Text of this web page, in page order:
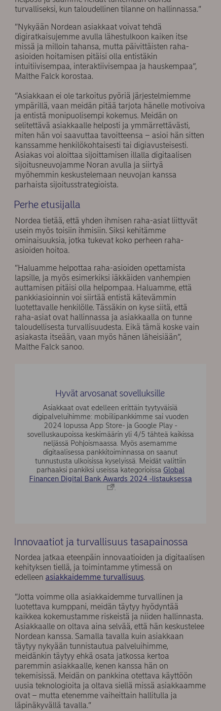
turvalliseksi, kun taloudellinen tilanne on hallinnassa.”
”Nykyään Nordean asiakkaat voivat tehdä
digiratkaisujemme avulla lähestulkoon kaiken itse
missä ja milloin tahansa, mutta päivittäisten raha-
asioiden hoitamisen pitäisi olla entistäkin
intuitiivisempaa, interaktiivisempaa ja hauskempaa”,
Malthe Falck korostaa.
”Asiakkaan ei ole tarkoitus pyöriä järjestelmiemme
ympärillä, vaan meidän pitää tarjota hänelle motivoiva
ja entistä monipuolisempi kokemus. Meidän on
selitettävä asiakkaalle helposti ja ymmärrettävästi,
miten hän voi saavuttaa tavoitteensa – asioi hän sitten
kanssamme henkilökohtaisesti tai digiavusteisesti.
Asiakas voi aloittaa sijoittamisen illalla digitaalisen
sijoitusneuvojamme Noran avulla ja siirtyä
myöhemmin keskustelemaan neuvojan kanssa
parhaista sijoitusstrategioista.
Perhe etusijalla
Nordea tietää, että yhden ihmisen raha-asiat liittyvät
usein myös toisiin ihmisiin. Siksi kehitämme
ominaisuuksia, jotka tukevat koko perheen raha-
asioiden hoitoa.
”Haluamme helpottaa raha-asioiden opettamista
lapsille, ja myös esimerkiksi iäkkäiden vanhempien
auttamisen pitäisi olla helpompaa. Haluamme, että
pankkiasioinnin voi siirtää entistä kätevämmin
luotettavalle henkilölle. Tässäkin on kyse siitä, että
raha-asiat ovat hallinnassa ja asiakkaalla on tunne
taloudellisesta turvallisuudesta. Eikä tämä koske vain
asiakasta itseään, vaan myös hänen läheisiään”,
Malthe Falck sanoo.
Hyvät arvosanat sovelluksille
Asiakkaat ovat edelleen erittäin tyytyväisiä
digipalveluihimme: mobiilipankkimme sai vuoden
2024 lopussa App Store- ja Google Play -
sovelluskaupoissa keskimäärin yli 4/5 tähteä kaikissa
neljässä Pohjoismaassa. Myös asemamme
digitaalisessa pankkitoiminnassa on saanut
tunnustusta ulkoisissa kyselyissä. Meidät valittiin
parhaaksi pankiksi useissa kategorioissa Global
Financen Digital Bank Awards 2024 -listauksessa
.
Innovaatiot ja turvallisuus tasapainossa
Nordea jatkaa eteenpäin innovaatioiden ja digitaalisen
kehityksen tiellä, ja toimintamme ytimessä on
edelleen asiakkaidemme turvallisuus.
”Jotta voimme olla asiakkaidemme turvallinen ja
luotettava kumppani, meidän täytyy hyödyntää
kaikkea kokemustamme riskeistä ja niiden hallinnasta.
Asiakkaalle on oltava aina selvää, että hän keskustelee
Nordean kanssa. Samalla tavalla kuin asiakkaan
täytyy nykyään tunnistautua palveluihimme,
meidänkin täytyy ehkä osata jatkossa kertoa
paremmin asiakkaalle, kenen kanssa hän on
tekemisissä. Meidän on pankkina otettava käyttöön
uusia teknologioita ja oltava siellä missä asiakkaamme
ovat – mutta etenemme vaiheittain hallitulla ja
läpinäkyvällä tavalla.”